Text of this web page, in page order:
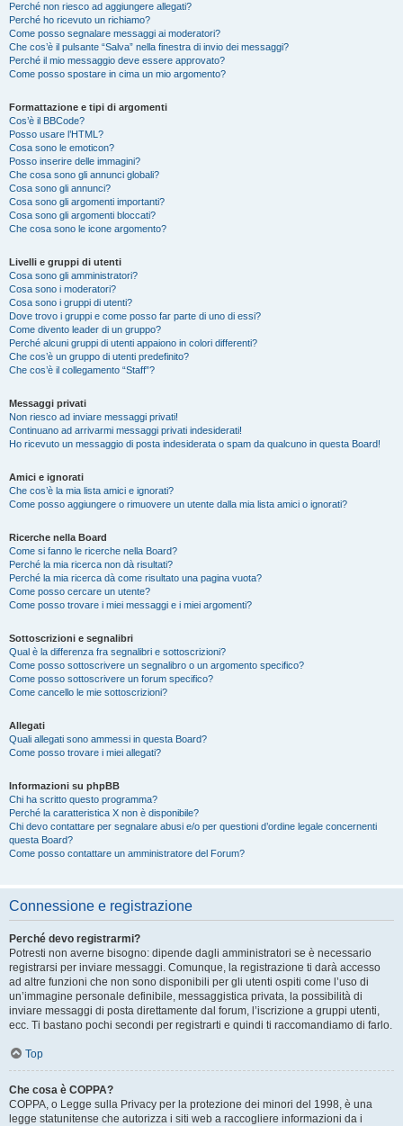
Perché non riesco ad aggiungere allegati?
Perché ho ricevuto un richiamo?
Come posso segnalare messaggi ai moderatori?
Che cos’è il pulsante “Salva” nella finestra di invio dei messaggi?
Perché il mio messaggio deve essere approvato?
Come posso spostare in cima un mio argomento?
Formattazione e tipi di argomenti
Cos’è il BBCode?
Posso usare l’HTML?
Cosa sono le emoticon?
Posso inserire delle immagini?
Che cosa sono gli annunci globali?
Cosa sono gli annunci?
Cosa sono gli argomenti importanti?
Cosa sono gli argomenti bloccati?
Che cosa sono le icone argomento?
Livelli e gruppi di utenti
Cosa sono gli amministratori?
Cosa sono i moderatori?
Cosa sono i gruppi di utenti?
Dove trovo i gruppi e come posso far parte di uno di essi?
Come divento leader di un gruppo?
Perché alcuni gruppi di utenti appaiono in colori differenti?
Che cos’è un gruppo di utenti predefinito?
Che cos’è il collegamento “Staff”?
Messaggi privati
Non riesco ad inviare messaggi privati!
Continuano ad arrivarmi messaggi privati indesiderati!
Ho ricevuto un messaggio di posta indesiderata o spam da qualcuno in questa Board!
Amici e ignorati
Che cos’è la mia lista amici e ignorati?
Come posso aggiungere o rimuovere un utente dalla mia lista amici o ignorati?
Ricerche nella Board
Come si fanno le ricerche nella Board?
Perché la mia ricerca non dà risultati?
Perché la mia ricerca dà come risultato una pagina vuota?
Come posso cercare un utente?
Come posso trovare i miei messaggi e i miei argomenti?
Sottoscrizioni e segnalibri
Qual è la differenza fra segnalibri e sottoscrizioni?
Come posso sottoscrivere un segnalibro o un argomento specifico?
Come posso sottoscrivere un forum specifico?
Come cancello le mie sottoscrizioni?
Allegati
Quali allegati sono ammessi in questa Board?
Come posso trovare i miei allegati?
Informazioni su phpBB
Chi ha scritto questo programma?
Perché la caratteristica X non è disponibile?
Chi devo contattare per segnalare abusi e/o per questioni d’ordine legale concernenti
questa Board?
Come posso contattare un amministratore del Forum?
Connessione e registrazione
Perché devo registrarmi?
Potresti non averne bisogno: dipende dagli amministratori se è necessario
registrarsi per inviare messaggi. Comunque, la registrazione ti darà accesso
ad altre funzioni che non sono disponibili per gli utenti ospiti come l’uso di
un’immagine personale definibile, messaggistica privata, la possibilità di
inviare messaggi di posta direttamente dal forum, l’iscrizione a gruppi utenti,
ecc. Ti bastano pochi secondi per registrarti e quindi ti raccomandiamo di farlo.
Top
Che cosa è COPPA?
COPPA, o Legge sulla Privacy per la protezione dei minori del 1998, è una
legge statunitense che autorizza i siti web a raccogliere informazioni da i